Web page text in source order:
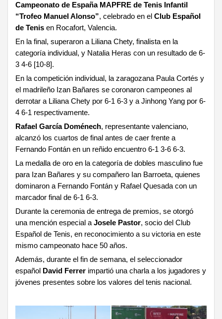
Campeonato de España MAPFRE de Tenis Infantil
“Trofeo Manuel Alonso”, celebrado en el Club Español
de Tenis en Rocafort, Valencia.
En la final, superaron a Liliana Chety, finalista en la
categoría individual, y Natalia Heras con un resultado de 6-
3 4-6 [10-8].
En la competición individual, la zaragozana Paula Cortés y
el madrileño Izan Bañares se coronaron campeones al
derrotar a Liliana Chety por 6-1 6-3 y a Jinhong Yang por 6-
4 6-1 respectivamente.
Rafael García Doménech, representante valenciano,
alcanzó los cuartos de final antes de caer frente a
Fernando Fontán en un reñido encuentro 6-1 3-6 6-3.
La medalla de oro en la categoría de dobles masculino fue
para Izan Bañares y su compañero Ian Barroeta, quienes
dominaron a Fernando Fontán y Rafael Quesada con un
marcador final de 6-1 6-3.
Durante la ceremonia de entrega de premios, se otorgó
una mención especial a Josele Pastor, socio del Club
Español de Tenis, en reconocimiento a su victoria en este
mismo campeonato hace 50 años.
Además, durante el fin de semana, el seleccionador
español
David Ferrer impartió una charla a los jugadores y
jóvenes presentes sobre los valores del tenis nacional.